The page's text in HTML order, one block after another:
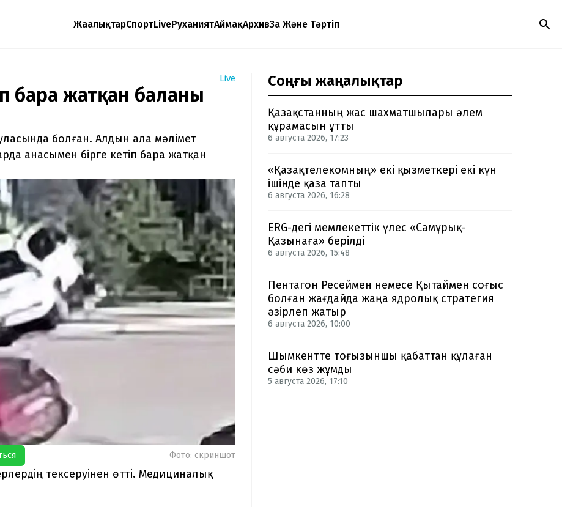
ЖаңалықтарСпортLiveРуханиятАймақАрхивЗаң Және Тәртіп
Live
бара жатқан баланы
болған. Алдын ала мәлімет
анасымен бірге кетіп бара жатқан
Фото: скриншот
тексеруінен өтті. Медициналық
Соңғы жаңалықтар
Қазақстанның жас шахматшылары әлем
құрамасын ұтты
6 августа 2026, 17:23
«Қазақтелекомның» екі қызметкері екі күн
ішінде қаза тапты
6 августа 2026, 16:28
ERG-дегі мемлекеттік үлес «Самұрық-
Қазынаға» берілді
6 августа 2026, 15:48
Пентагон Ресеймен немесе Қытаймен соғыс
болған жағдайда жаңа ядролық стратегия
әзірлеп жатыр
6 августа 2026, 10:00
Шымкентте тоғызыншы қабаттан құлаған
сәби көз жұмды
5 августа 2026, 17:10